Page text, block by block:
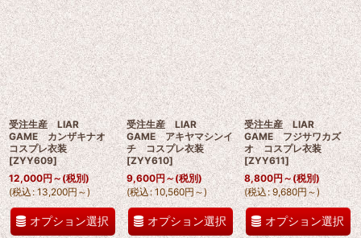
受注生産 LIAR
GAME カンザキナオ
コスプレ衣装
[ZYY609]
12,000円～(税別)
(税込 : 13,200円～)
オプション選択
受注生産 LIAR
GAME アキヤマシンイ
チ コスプレ衣装
[ZYY610]
9,600円～(税別)
(税込: 10,560円～)
オプション選択
受注生産 LIAR
GAME フジサワカズ
オ コスプレ衣装
[ZYY611]
8,800円～(税別)
(税込 : 9,680円～)
オプション選択